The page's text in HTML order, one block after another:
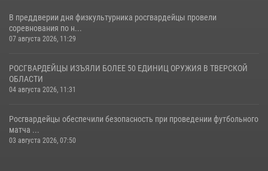
В преддверии дня физкультурника росгвардейцы провели
соревнования по н...
07 августа 2026, 11:29
РОСГВАРДЕЙЦЫ ИЗЪЯЛИ БОЛЕЕ 50 ЕДИНИЦ ОРУЖИЯ В ТВЕРСКОЙ
ОБЛАСТИ
04 августа 2026, 11:31
Росгвардейцы обеспечили безопасность при проведении футбольного
матча ...
03 августа 2026, 07:50